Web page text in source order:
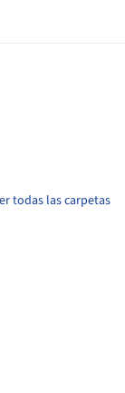
todas las carpetas